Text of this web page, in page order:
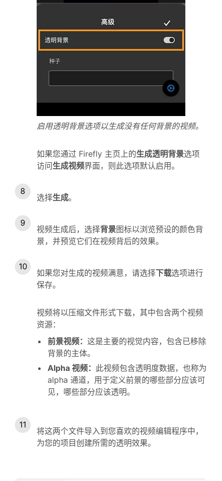
启用透明背景选项以生成没有任何背景的视频。
如果您通过 Firefly 主页上的生成透明背景选项
访问生成视频界面，则此选项默认启用。
选择生成。
视频生成后，选择背景图标以浏览预设的颜色背
景，并预览它们在视频背后的效果。
如果您对生成的视频满意，请选择下载选项进行
保存。
视频将以压缩文件形式下载，其中包含两个视频
资源：
前景视频： 这是主要的视觉内容，包含已移除
背景的主体。
Alpha 视频： 此视频包含透明度数据，也称为
alpha 通道，用于定义前景的哪些部分应该可
见，哪些部分应该透明。
将这两个文件导入到您喜欢的视频编辑程序中，
为您的项目创建所需的透明效果。